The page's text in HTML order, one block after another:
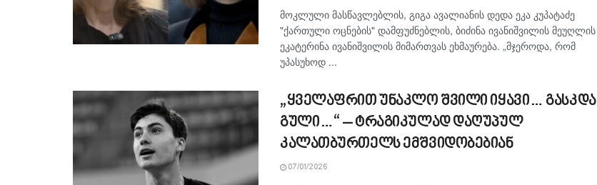
მოკლული მასწავლებლის, გიგა ავალიანის დედა ეკა კუპატაძე
"ქართული ოცნების" დამფუძნებლის, ბიძინა ივანიშვილის მეუღლის
ეკატერინა ივანიშვილის მიმართვას ეხმაურება. „მჯეროდა, რომ
უპასუხოდ ...
„ყველაფრით უნაკლო შვილი იყავი… გასკდა
გული…“ – ტრაგიკულად დაღუპულ
კალათბურთელს ემშვიდობებიან
07/01/2026